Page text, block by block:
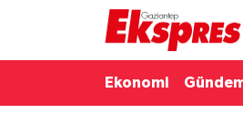
Ekonomi